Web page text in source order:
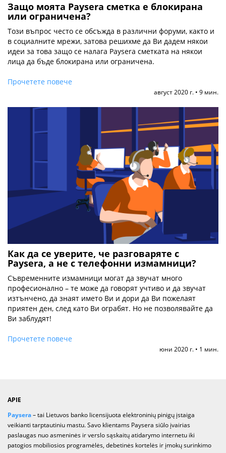
Защо моята Paysera сметка е блокирана
или ограничена?
Този въпрос често се обсъжда в различни форуми, както и
в социалните мрежи, затова решихме да Ви дадем някои
идеи за това защо се налага Paysera сметката на някои
лица да бъде блокирана или ограничена.
Прочетете повече
август 2020 г. • 9 мин.
Как да се уверите, че разговаряте с
Paysera, а не с телефонни измамници?
Съвременните измамници могат да звучат много
професионално – те може да говорят учтиво и да звучат
изтънчено, да знаят името Ви и дори да Ви пожелаят
приятен ден, след като Ви ограбят. Но не позволявайте да
Ви заблудят!
Прочетете повече
юни 2020 г. • 1 мин.
APIE
Paysera– tai Lietuvos banko licensijuota elektroninių pinigų įstaiga
veikianti tarptautiniu mastu. Savo klientams Paysera siūlo įvairias
paslaugas nuo asmeninės ir verslo sąskaitų atidarymo internetu iki
patogios mobiliosios programėlės, debetinės kortelės ir įmokų surinkimo